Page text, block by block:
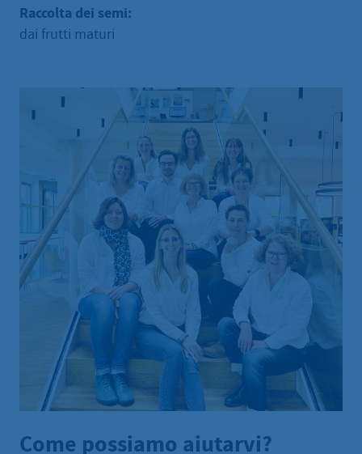
Raccolta dei semi:
dai frutti maturi
Come possiamo aiutarvi?